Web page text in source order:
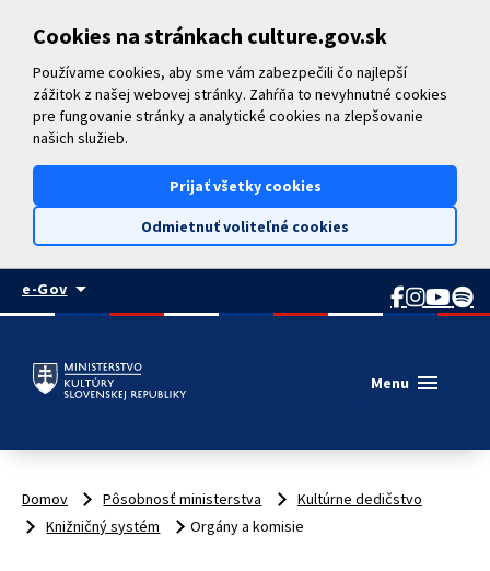
Cookies na stránkach culture.gov.sk
Používame cookies, aby sme vám zabezpečili čo najlepší
zážitok z našej webovej stránky. Zahŕňa to nevyhnutné cookies
pre fungovanie stránky a analytické cookies na zlepšovanie
našich služieb.
Prijať všetky cookies
Odmietnuť voliteľné cookies
e-Govarrow_drop_down
Menu menu
Domov Pôsobnosť ministerstva
Kultúrne dedičstvo
Knižničný systém
Orgány a komisie